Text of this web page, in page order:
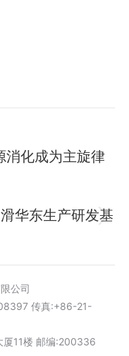
化成为主旋律
华东生产研发基
公司
传真:+86-21-
厦11楼 邮编:200336